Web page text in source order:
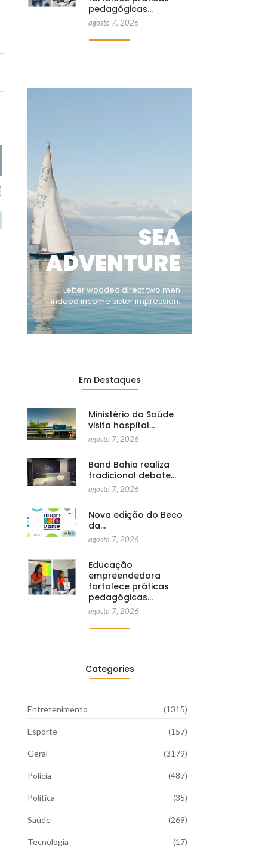
pedagógicas…
agosto 7, 2026
SEA
ADVENTURE
Letter wooded direct two men
indeed income sister impression.
Em Destaques
Ministério da Saúde
visita hospital…
agosto 7, 2026
Band Bahia realiza
tradicional debate…
agosto 7, 2026
Nova edição do Beco
da…
agosto 7, 2026
Educação
empreendedora
fortalece práticas
pedagógicas…
agosto 7, 2026
Categories
Entretenimento (1315)
Esporte (157)
Geral (3179)
Polícia (487)
Política (35)
Saúde (269)
Tecnologia (17)